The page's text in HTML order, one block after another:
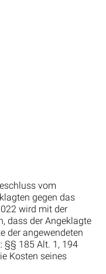
vom
gegen das
wird mit der
dass der Angeklagte
der angewendeten
§§ 185 Alt. 1, 194
Kosten seines